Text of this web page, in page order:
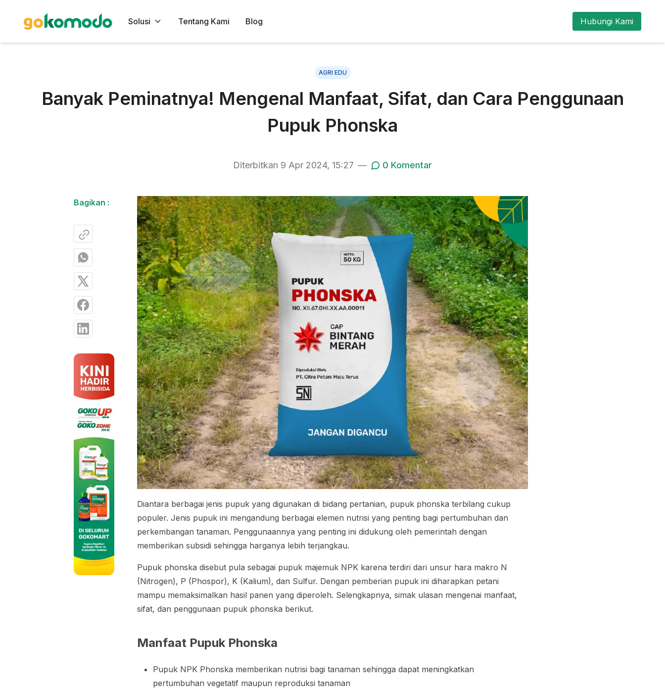
Solusi Tentang Kami Blog Hubungi Kami
AGRI EDU
Banyak Peminatnya! Mengenal Manfaat, Sifat, dan Cara Penggunaan
Pupuk Phonska
Diterbitkan 9 Apr 2024, 15:27 — 0 Komentar
Bagikan :
Diantara berbagai jenis pupuk yang digunakan di bidang pertanian, pupuk phonska terbilang cukup
populer. Jenis pupuk ini mengandung berbagai elemen nutrisi yang penting bagi pertumbuhan dan
perkembangan tanaman. Penggunaannya yang penting ini didukung oleh pemerintah dengan
memberikan subsidi sehingga harganya lebih terjangkau.
Pupuk phonska disebut pula sebagai pupuk majemuk NPK karena terdiri dari unsur hara makro N
(Nitrogen), P (Phospor), K (Kalium), dan Sulfur. Dengan pemberian pupuk ini diharapkan petani
mampu memaksimalkan hasil panen yang diperoleh. Selengkapnya, simak ulasan mengenai manfaat,
sifat, dan penggunaan pupuk phonska berikut.
Manfaat Pupuk Phonska
Pupuk NPK Phonska memberikan nutrisi bagi tanaman sehingga dapat meningkatkan
pertumbuhan vegetatif maupun reproduksi tanaman